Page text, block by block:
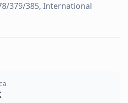
379/385, International